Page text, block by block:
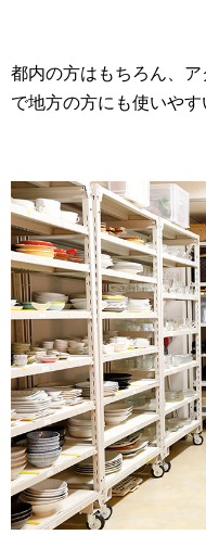
都内の方はもちろん、
で地方の方にも使いやす